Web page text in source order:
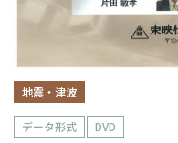
地震・津波
データ形式 DVD